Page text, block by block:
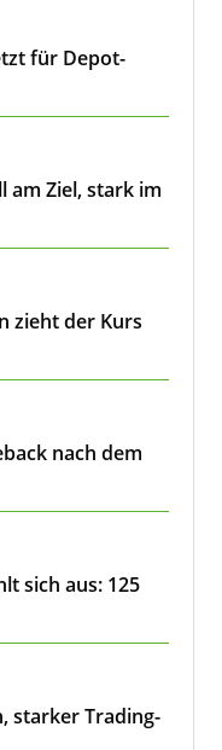
für Depot-
am Ziel, stark im
zieht der Kurs
nach dem
sich aus: 125
starker Trading-